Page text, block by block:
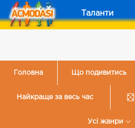
Таланти
Головна Що подивитись
Найкраще за весь час
Усі жанри